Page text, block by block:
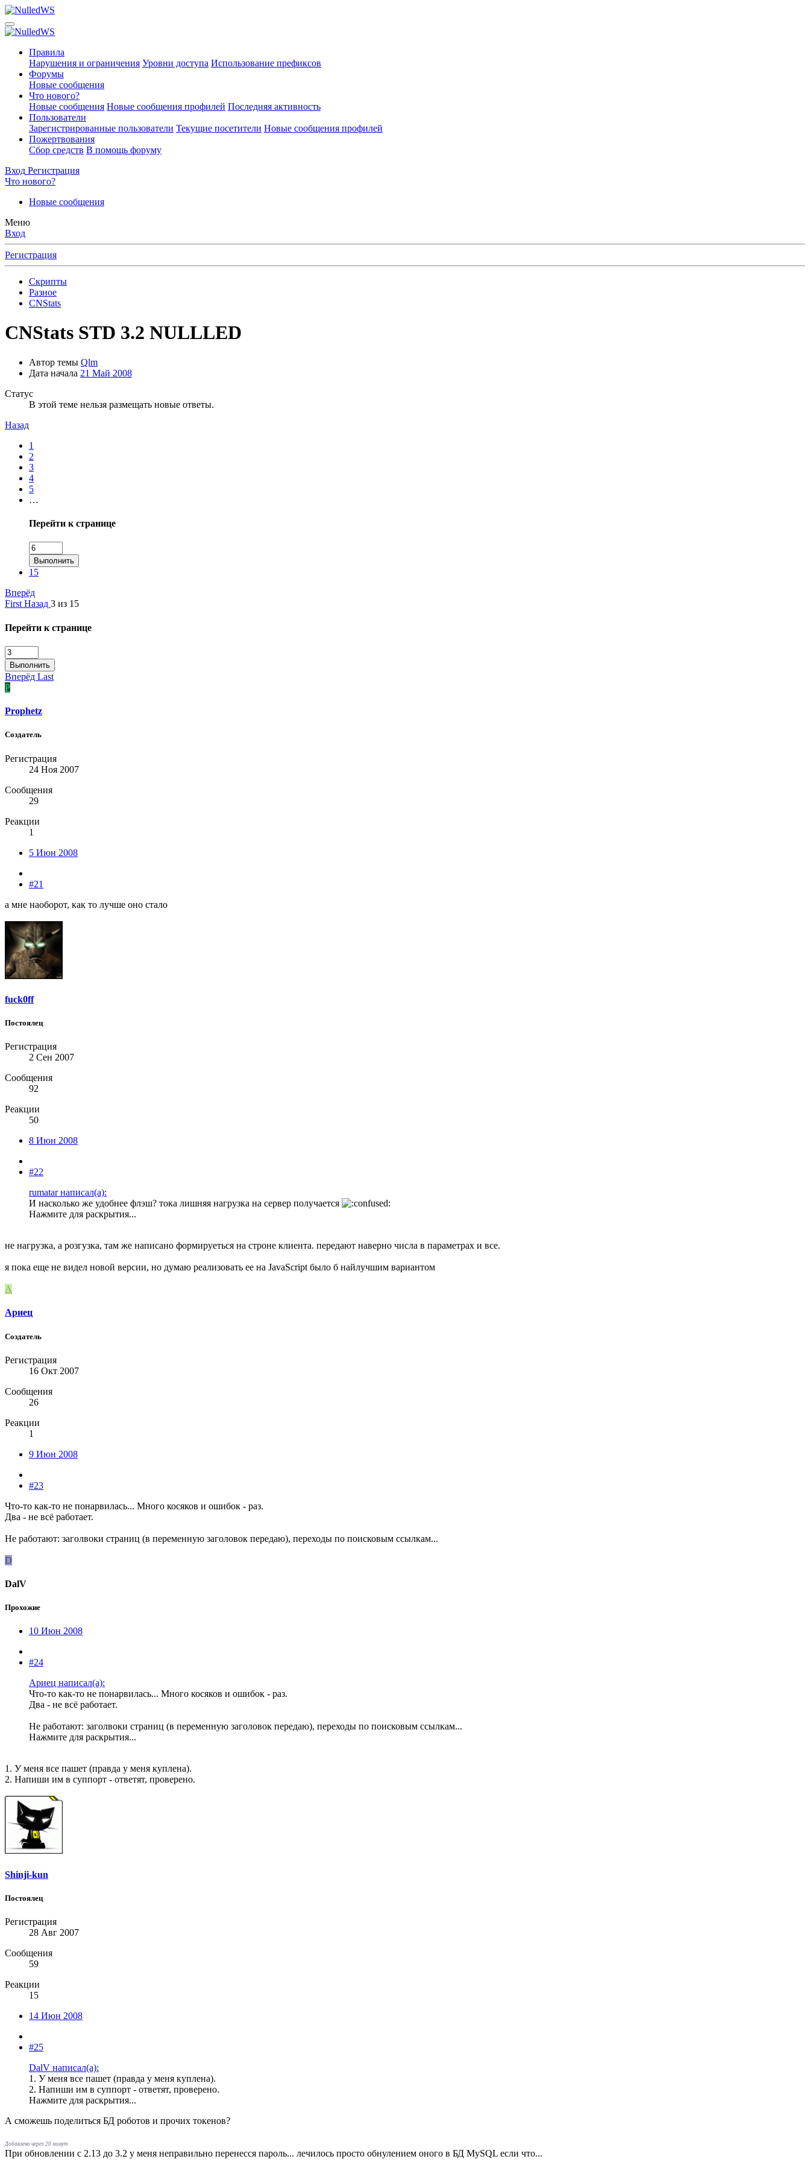
Правила
Нарушения и ограничения Уровни доступа Использование префиксов
Форумы
Новые сообщения
Что нового?
Новые сообщения Новые сообщения профилей Последняя активность
Пользователи
Зарегистрированные пользователи Текущие посетители Новые сообщения профилей
Пожертвования
Сбор средств В помощь форуму
Вход Регистрация
Что нового?
Новые сообщения
Меню
Вход
Регистрация
Скрипты
Разное
CNStats
CNStats STD 3.2 NULLLED
Автор темы Qlm
Дата начала 21 Май 2008
Статус
В этой теме нельзя размещать новые ответы.
Назад
1
2
3
4
5
…
Перейти к странице
Выполнить
15
Вперёд
First Назад 3 из 15
Перейти к странице
Выполнить
Вперёд Last
P
Prophetz
Создатель
Регистрация
24 Ноя 2007
Сообщения
29
Реакции
1
5 Июн 2008
#21
а мне наоборот, как то лучше оно стало
fuck0ff
Постоялец
Регистрация
2 Сен 2007
Сообщения
92
Реакции
50
8 Июн 2008
#22
rumatar написал(а):
И насколько же удобнее флэш? тока лишняя нагрузка на сервер получается
Нажмите для раскрытия...
не нагрузка, а розгузка, там же написано формируеться на строне клиента. передают наверно числа в параметрах и все.
я пока еще не видел новой версии, но думаю реализовать ее на JavaScript было б найлучшим вариантом
А
Ариец
Создатель
Регистрация
16 Окт 2007
Сообщения
26
Реакции
1
9 Июн 2008
#23
Что-то как-то не понарвилась... Много косяков и ошибок - раз.
Два - не всё работает.
Не работают: заголвоки страниц (в переменную заголовок передаю), переходы по поисковым ссылкам...
D
DalV
Прохожие
10 Июн 2008
#24
Ариец написал(а):
Что-то как-то не понарвилась... Много косяков и ошибок - раз.
Два - не всё работает.
Не работают: заголвоки страниц (в переменную заголовок передаю), переходы по поисковым ссылкам...
Нажмите для раскрытия...
1. У меня все пашет (правда у меня куплена).
2. Напиши им в суппорт - ответят, проверено.
Shinji-kun
Постоялец
Регистрация
28 Авг 2007
Сообщения
59
Реакции
15
14 Июн 2008
#25
DalV написал(а):
1. У меня все пашет (правда у меня куплена).
2. Напиши им в суппорт - ответят, проверено.
Нажмите для раскрытия...
А сможешь поделиться БД роботов и прочих токенов?
Добавлено через 20 минут
При обновлении с 2.13 до 3.2 у меня неправильно перенесся пароль... лечилось просто обнулением оного в БД MySQL если что...